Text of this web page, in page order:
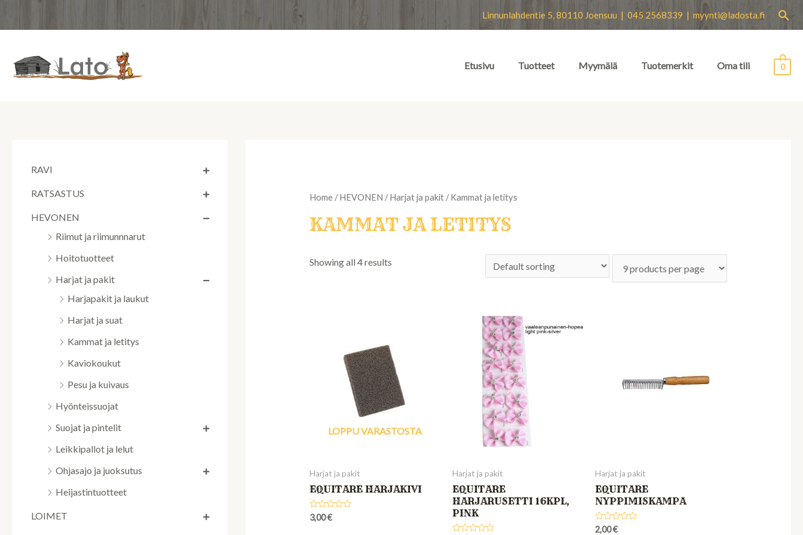
Linnunlahdentie 5, 80110 Joensuu | 045 2568339 | myynti@ladosta.fi Hae
Etusivu Tuotteet Myymälä Tuotemerkit Oma tili 0
RAVI
RATSASTUS
HEVONEN
Riimut ja riimunnnarut
Hoitotuotteet
Harjat ja pakit
Harjapakit ja laukut
Harjat ja suat
Kammat ja letitys
Kaviokoukut
Pesu ja kuivaus
Hyönteissuojat
Suojat ja pintelit
Leikkipallot ja lelut
Ohjasajo ja juoksutus
Heijastintuotteet
LOIMET
Home/HEVONEN /Harjat ja pakit/ Kammat ja letitys
KAMMAT JA LETITYS
Showing all 4 results
LOPPU VARASTOSTA
Harjat ja pakit
EQUITARE HARJAKIVI
Rated
0
3,00€
Harjat ja pakit
EQUITARE
HARJARUSETTI 16KPL,
PINK
Harjat ja pakit
EQUITARE
NYPPIMISKAMPA
Rated
2,00€